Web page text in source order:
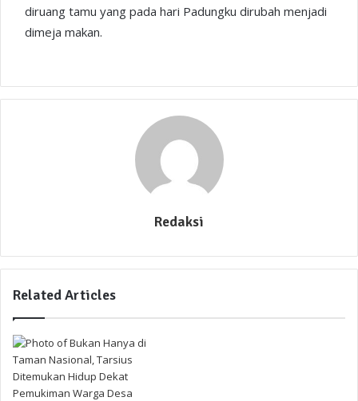
diruang tamu yang pada hari Padungku dirubah menjadi
dimeja makan.
Redaksi
Related Articles